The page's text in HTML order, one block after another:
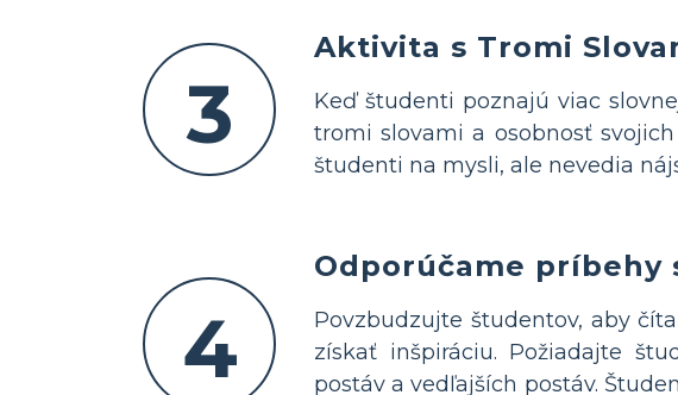
3
Aktivita s Tromi
Keď študenti poznajú viac
tromi slovami a osobnosť
študenti na mysli, ale nevedia
4
Odporúčame príbehy
Povzbudzujte študentov, aby
získať inšpiráciu. Požiadajte
postáv a vedľajších postáv.